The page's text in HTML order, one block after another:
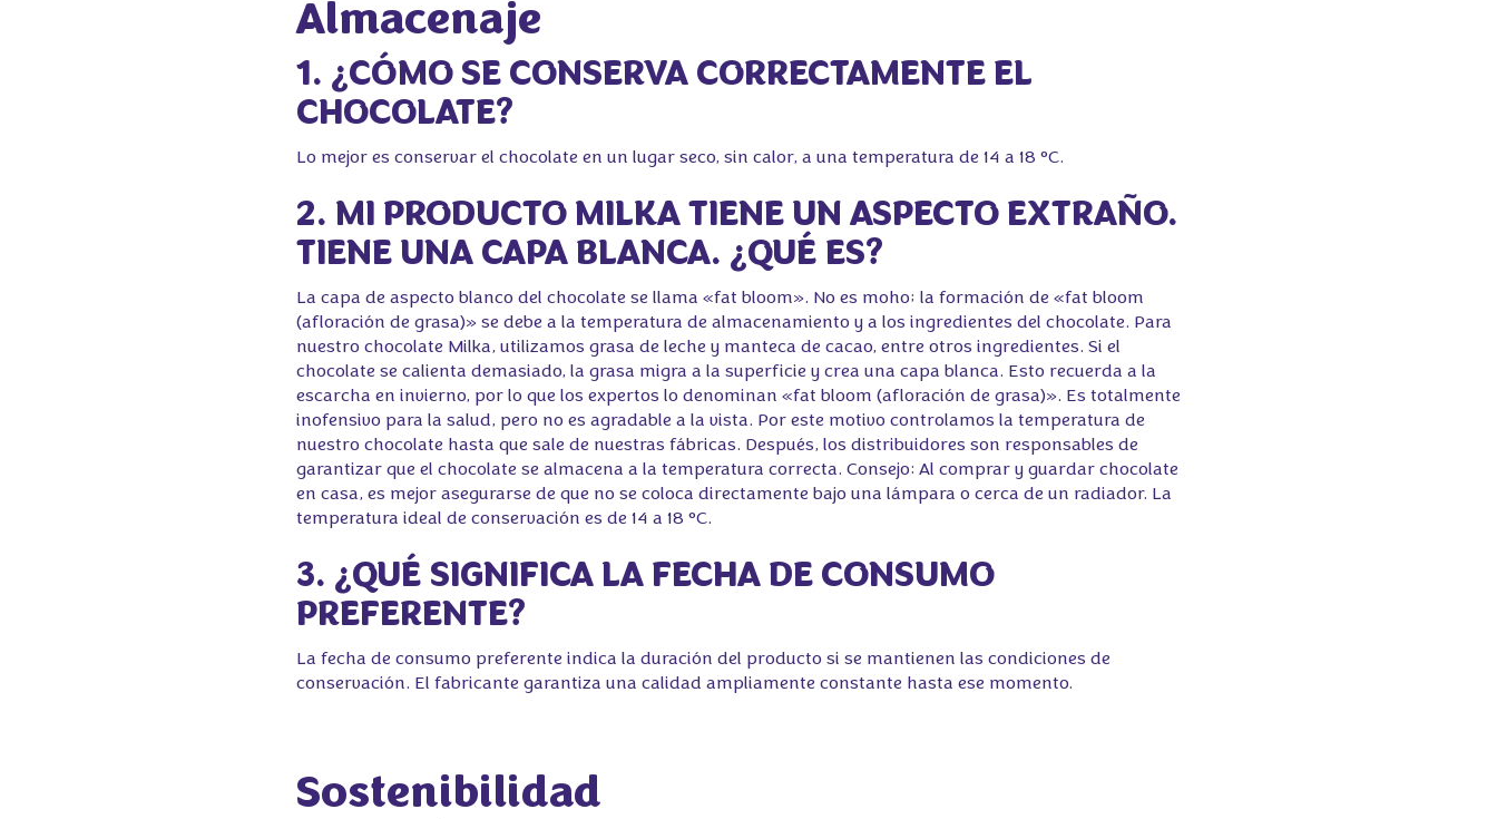
Almacenaje
1. ¿CÓMO SE CONSERVA CORRECTAMENTE EL
CHOCOLATE?
Lo mejor es conservar el chocolate en un lugar seco, sin calor, a una temperatura de 14 a 18 °C.
2. MI PRODUCTO MILKA TIENE UN ASPECTO EXTRAÑO.
TIENE UNA CAPA BLANCA. ¿QUÉ ES?
La capa de aspecto blanco del chocolate se llama «fat bloom». No es moho; la formación de «fat bloom
(afloración de grasa)» se debe a la temperatura de almacenamiento y a los ingredientes del chocolate. Para
nuestro chocolate Milka, utilizamos grasa de leche y manteca de cacao, entre otros ingredientes. Si el
chocolate se calienta demasiado, la grasa migra a la superficie y crea una capa blanca. Esto recuerda a la
escarcha en invierno, por lo que los expertos lo denominan «fat bloom (afloración de grasa)». Es totalmente
inofensivo para la salud, pero no es agradable a la vista. Por este motivo controlamos la temperatura de
nuestro chocolate hasta que sale de nuestras fábricas. Después, los distribuidores son responsables de
garantizar que el chocolate se almacena a la temperatura correcta. Consejo: Al comprar y guardar chocolate
en casa, es mejor asegurarse de que no se coloca directamente bajo una lámpara o cerca de un radiador. La
temperatura ideal de conservación es de 14 a 18 °C.
3. ¿QUÉ SIGNIFICA LA FECHA DE CONSUMO
PREFERENTE?
La fecha de consumo preferente indica la duración del producto si se mantienen las condiciones de
conservación. El fabricante garantiza una calidad ampliamente constante hasta ese momento.
Sostenibilidad